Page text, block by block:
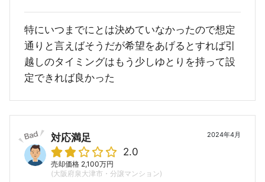
特にいつまでにとは決めていなかったので想定
通りと言えばそうだが希望をあげるとすれば引
越しのタイミングはもう少しゆとりを持って設
定できれば良かった
2024年4月
対応満足
2.0
売却価格 2,100万円
(大阪府泉大津市・分譲マンション)